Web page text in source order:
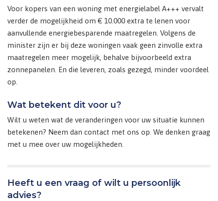
Voor kopers van een woning met energielabel A+++ vervalt
verder de mogelijkheid om € 10.000 extra te lenen voor
aanvullende energiebesparende maatregelen. Volgens de
minister zijn er bij deze woningen vaak geen zinvolle extra
maatregelen meer mogelijk, behalve bijvoorbeeld extra
zonnepanelen. En die leveren, zoals gezegd, minder voordeel
op.
Wat betekent dit voor u?
Wilt u weten wat de veranderingen voor uw situatie kunnen
betekenen? Neem dan contact met ons op. We denken graag
met u mee over uw mogelijkheden.
Heeft u een vraag of wilt u persoonlijk
advies?